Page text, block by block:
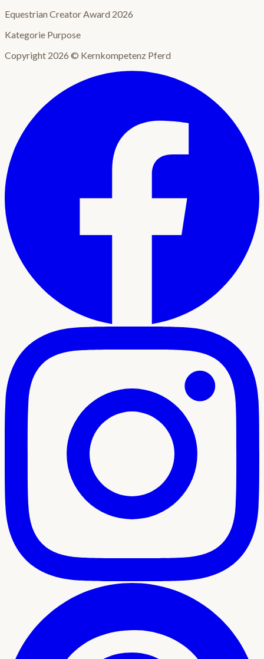
Equestrian Creator Award 2026
Kategorie Purpose
Copyright 2026 © Kernkompetenz Pferd